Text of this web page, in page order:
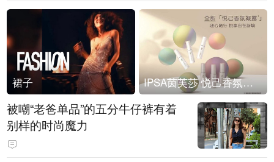
裙子 IPSA茵芙莎 悦己香氛凝露上市
被嘲“老爸单品”的五分牛仔裤有着
别样的时尚魔力